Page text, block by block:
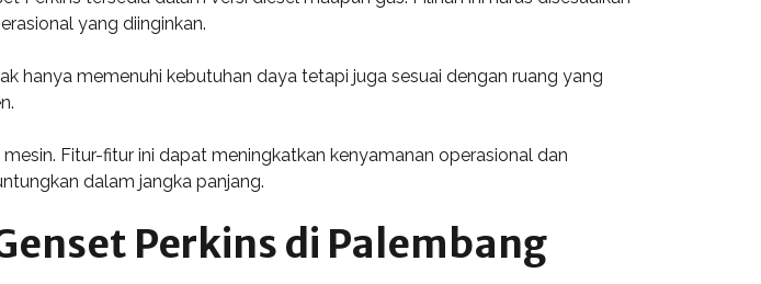
yang diinginkan.
hanya memenuhi kebutuhan daya tetapi juga sesuai dengan ruang yang
Fitur-fitur ini dapat meningkatkan kenyamanan operasional dan
dalam jangka panjang.
Perkins di Palembang